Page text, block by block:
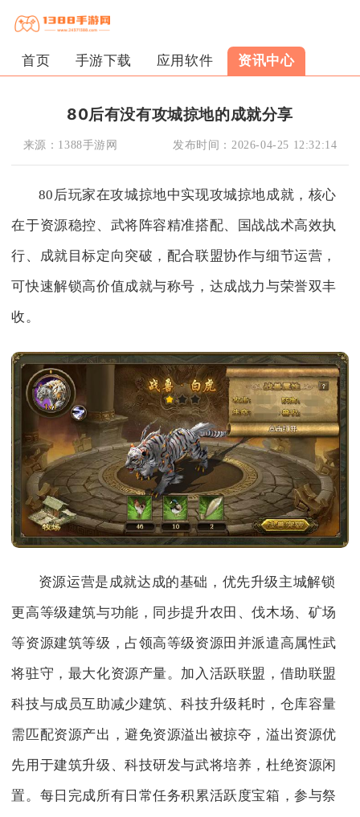
首页 手游下载 应用软件 资讯中心
80后有没有攻城掠地的成就分享
来源： 1388手游网 发布时间： 2026-04-25 12:32:14
80后玩家在攻城掠地中实现攻城掠地成就，核心
在于资源稳控、武将阵容精准搭配、国战战术高效执
行、成就目标定向突破，配合联盟协作与细节运营，
可快速解锁高价值成就与称号，达成战力与荣誉双丰
收。
资源运营是成就达成的基础，优先升级主城解锁
更高等级建筑与功能，同步提升农田、伐木场、矿场
等资源建筑等级，占领高等级资源田并派遣高属性武
将驻守，最大化资源产量。加入活跃联盟，借助联盟
科技与成员互助减少建筑、科技升级耗时，仓库容量
需匹配资源产出，避免资源溢出被掠夺，溢出资源优
先用于建筑升级、科技研发与武将培养，杜绝资源闲
置。每日完成所有日常任务积累活跃度宝箱，参与祭